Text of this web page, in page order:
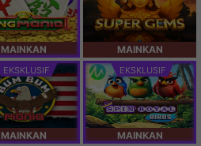
MAINKAN MAINKAN
EKSKLUSIF
MAINKAN
EKSKLUSIF
MAINKAN